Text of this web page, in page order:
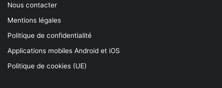
Nous contacter
Mentions légales
Politique de confidentialité
Applications mobiles Android et iOS
Politique de cookies (UE)